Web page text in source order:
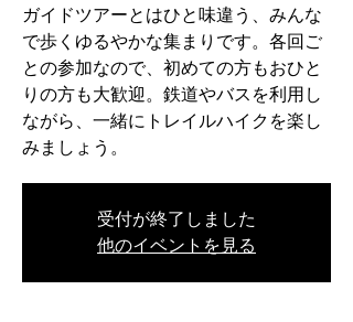
ガイドツアーとはひと味違う、みんな
で歩くゆるやかな集まりです。各回ご
との参加なので、初めての方もおひと
りの方も大歓迎。鉄道やバスを利用し
ながら、一緒にトレイルハイクを楽し
みましょう。
受付が終了しました
他のイベントを見る